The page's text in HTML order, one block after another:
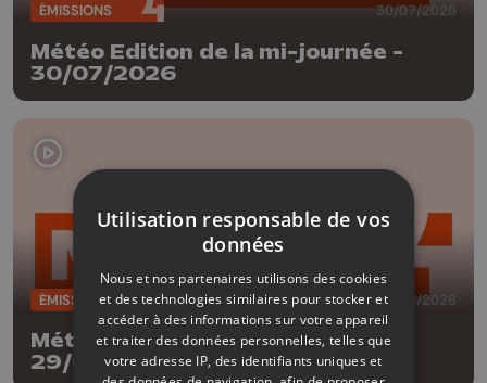
ÉMISSIONS 30/07/2026
Météo Edition de la mi-journée -
30/07/2026
ÉMISSIONS 29/07/2026
Météo Edition de la mi-journée -
29/07/2026
Utilisation responsable de vos
données
Nous et nos partenaires utilisons des cookies
et des technologies similaires pour stocker et
accéder à des informations sur votre appareil
et traiter des données personnelles, telles que
votre adresse IP, des identifiants uniques et